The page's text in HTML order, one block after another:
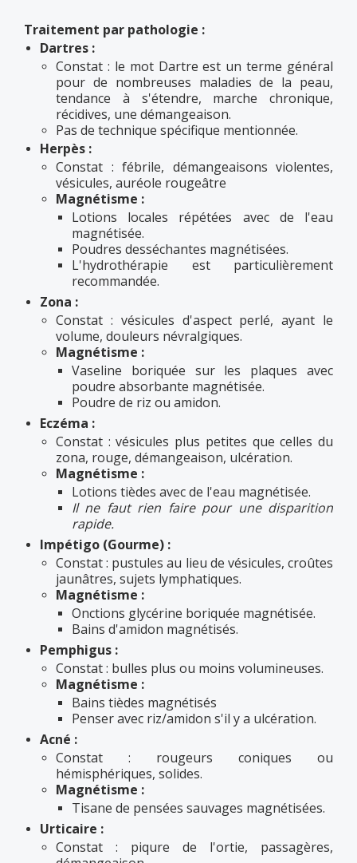
Traitement par pathologie :
Dartres :
Constat : le mot Dartre est un terme général
pour de nombreuses maladies de la peau,
tendance à s'étendre, marche chronique,
récidives, une démangeaison.
Pas de technique spécifique mentionnée.
Herpès :
Constat : fébrile, démangeaisons violentes,
vésicules, auréole rougeâtre
Magnétisme :
Lotions locales répétées avec de l'eau
magnétisée.
Poudres desséchantes magnétisées.
L'hydrothérapie est particulièrement
recommandée.
Zona :
Constat : vésicules d'aspect perlé, ayant le
volume, douleurs névralgiques.
Magnétisme :
Vaseline boriquée sur les plaques avec
poudre absorbante magnétisée.
Poudre de riz ou amidon.
Eczéma :
Constat : vésicules plus petites que celles du
zona, rouge, démangeaison, ulcération.
Magnétisme :
Lotions tièdes avec de l'eau magnétisée.
Il ne faut rien faire pour une disparition
rapide.
Impétigo (Gourme) :
Constat : pustules au lieu de vésicules, croûtes
jaunâtres, sujets lymphatiques.
Magnétisme :
Onctions glycérine boriquée magnétisée.
Bains d'amidon magnétisés.
Pemphigus :
Constat : bulles plus ou moins volumineuses.
Magnétisme :
Bains tièdes magnétisés
Penser avec riz/amidon s'il y a ulcération.
Acné :
Constat : rougeurs coniques ou
hémisphériques, solides.
Magnétisme :
Tisane de pensées sauvages magnétisées.
Urticaire :
Constat : piqure de l'ortie, passagères,